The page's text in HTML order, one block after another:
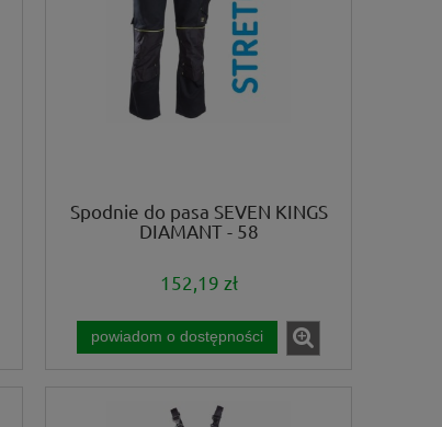
Spodnie do pasa SEVEN KINGS
DIAMANT - 58
152,19 zł
powiadom o dostępności